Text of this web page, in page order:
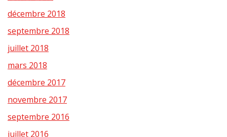
décembre 2018
septembre 2018
juillet 2018
mars 2018
décembre 2017
novembre 2017
septembre 2016
juillet 2016